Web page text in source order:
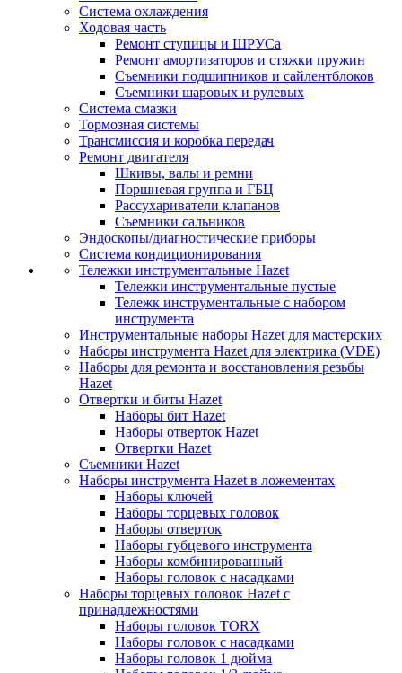
Система охлаждения
Ходовая часть
Ремонт ступицы и ШРУСа
Ремонт амортизаторов и стяжки пружин
Съемники подшипников и сайлентблоков
Съемники шаровых и рулевых
Система смазки
Тормозная системы
Трансмиссия и коробка передач
Ремонт двигателя
Шкивы, валы и ремни
Поршневая группа и ГБЦ
Рассухариватели клапанов
Съемники сальников
Эндоскопы/диагностические приборы
Система кондиционирования
Тележки инструментальные Hazet
Тележки инструментальные пустые
Тележк инструментальные с набором
инструмента
Инструментальные наборы Hazet для мастерских
Наборы инструмента Hazet для электрика (VDE)
Наборы для ремонта и восстановления резьбы
Hazet
Отвертки и биты Hazet
Наборы бит Hazet
Наборы отверток Hazet
Отвертки Hazet
Съемники Hazet
Наборы инструмента Hazet в ложементах
Наборы ключей
Наборы торцевых головок
Наборы отверток
Наборы губцевого инструмента
Наборы комбинированный
Наборы головок с насадками
Наборы торцевых головок Hazet с
принадлежностями
Наборы головок TORX
Наборы головок с насадками
Наборы головок 1 дюйма